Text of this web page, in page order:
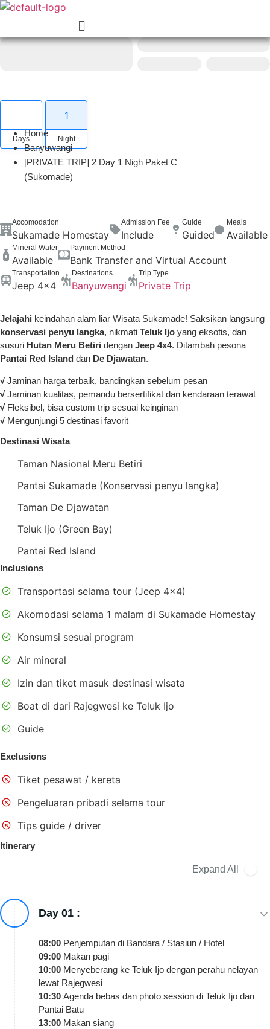
Menu
Days
1
Night
Home
Banyuwangi
[PRIVATE TRIP] 2 Day 1 Nigh Paket C
(Sukomade)
Accomodation
Sukamade Homestay
Admission Fee
Include
Guide
Guided
Meals
Available
Mineral Water
Available
Payment Method
Bank Transfer and Virtual Account
Transportation
Jeep 4x4
Destinations
Banyuwangi
Trip Type
Private Trip
Jelajahi keindahan alam liar Wisata Sukamade! Saksikan langsung
konservasi penyu langka, nikmati Teluk Ijo yang eksotis, dan
susuri Hutan Meru Betiri dengan Jeep 4x4. Ditambah pesona
Pantai Red Island dan De Djawatan.
√Jaminan harga terbaik, bandingkan sebelum pesan
√Jaminan kualitas, pemandu bersertifikat dan kendaraan terawat
√Fleksibel, bisa custom trip sesuai keinginan
√Mengunjungi 5 destinasi favorit
Destinasi Wisata
Taman Nasional Meru Betiri
Pantai Sukamade (Konservasi penyu langka)
Taman De Djawatan
Teluk Ijo (Green Bay)
Pantai Red Island
Inclusions
Transportasi selama tour (Jeep 4×4)
Akomodasi selama 1 malam di Sukamade Homestay
Konsumsi sesuai program
Air mineral
Izin dan tiket masuk destinasi wisata
Boat di dari Rajegwesi ke Teluk Ijo
Guide
Exclusions
Tiket pesawat / kereta
Pengeluaran pribadi selama tour
Tips guide / driver
Itinerary
Expand All
Day 01 :
08:00 Penjemputan di Bandara / Stasiun / Hotel
09:00 Makan pagi
10:00 Menyeberang ke Teluk Ijo dengan perahu nelayan
lewat Rajegwesi
10:30 Agenda bebas dan photo session di Teluk Ijo dan
Pantai Batu
13:00 Makan siang